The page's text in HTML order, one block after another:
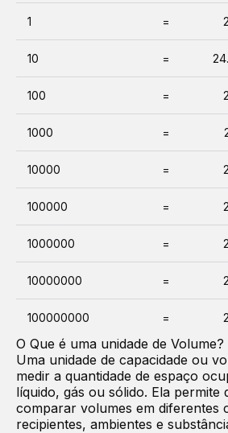
1 =
10 =
100 =
1000 =
10000 =
100000 =
1000000 =
10000000 =
100000000 =
O Que é uma unidade de Volume?
Uma unidade de capacidade ou
medir a quantidade de espaço
líquido, gás ou sólido. Ela permite
comparar volumes em diferentes
recipientes, ambientes e